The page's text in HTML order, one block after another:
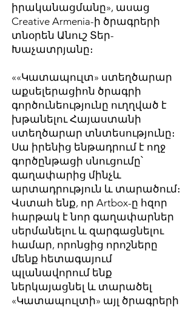
իրականացմանը», ասաց
Creative Armenia-ի ծրագրերի
տնօրեն Անուշ Տեր-
Խաչատրյանը։
««Կատապուլտ» ստեղծարար
աքսելերացիոն ծրագրի
գործունեությունը ուղղված է
խթանելու Հայաստանի
ստեղծարար տնտեսությունը։
Սա իրենից ենթադրում է ողջ
գործընթացի սնուցումը՝
գաղափարից մինչև
արտադրություն և տարածում։
Վստահ ենք, որ Artbox-ը հզոր
հարթակ է նոր գաղափարներ
սերմանելու և զարգացնելու
համար, որոնցից որոշները
մենք հետագայում
պլանավորում ենք
ներկայացնել և տարածել
«Կատապուլտի» այլ ծրագրերի